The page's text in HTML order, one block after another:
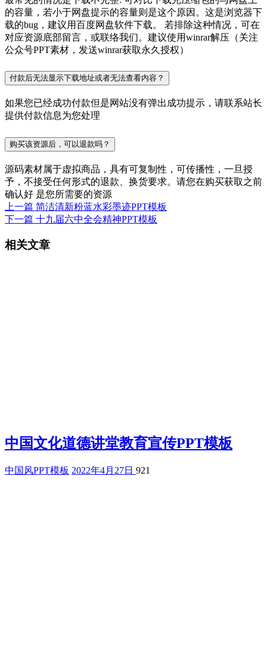
的容量，若小于网盘提示的容量则是这个原因。这是浏览器下
载的bug，建议用百度网盘软件下载。 若排除这种情况，可在
对应资源底部留言，或联络我们。建议使用winrar解压（关注
公众号PPT素材，发送winrar获取永久授权）
付款后无法显示下载地址或者无法查看内容？
如果您已经成功付款但是网站没有弹出成功提示，请联系站长
提供付款信息为您处理
购买该资源后，可以退款吗？
源码素材属于虚拟商品，具有可复制性，可传播性，一旦授
予，不接受任何形式的退款、换货要求。请您在购买获取之前
确认好 是您所需要的资源
上一篇 简洁清新粉蓝水彩墨迹PPT模板
下一篇 十九届六中全会精神PPT模板
相关文章
中国文化道德讲堂教育宣传PPT模板
中国风PPT模板 2022年4月27日 921